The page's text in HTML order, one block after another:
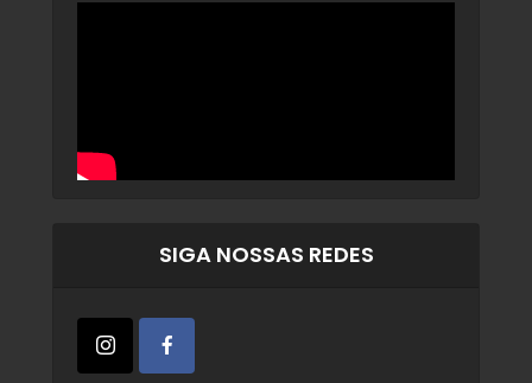
SIGA NOSSAS REDES